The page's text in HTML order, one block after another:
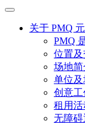
关于 PMQ
PMQ
位置及
场地
单位
创意工
租用
无障